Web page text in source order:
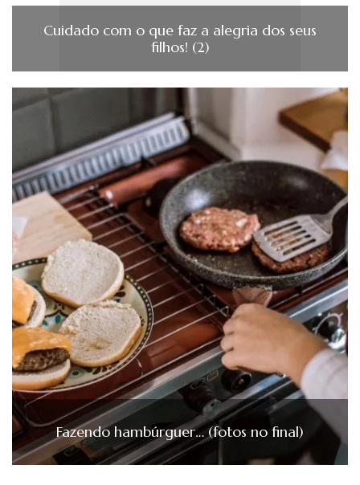
Cuidado com o que faz a alegria dos seus
filhos! (2)
Fazendo hambúrguer… (fotos no final)